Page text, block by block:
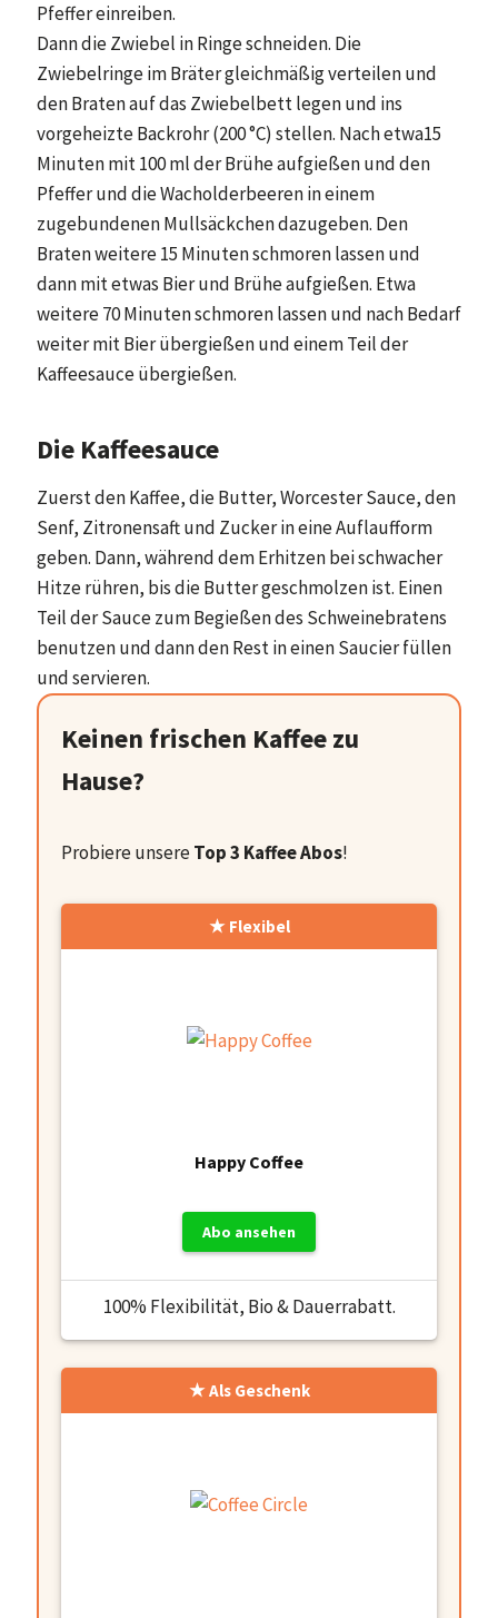
Pfeffer einreiben.
Dann die Zwiebel in Ringe schneiden. Die
Zwiebelringe im Bräter gleichmäßig verteilen und
den Braten auf das Zwiebelbett legen und ins
vorgeheizte Backrohr (200 °C) stellen. Nach etwa15
Minuten mit 100 ml der Brühe aufgießen und den
Pfeffer und die Wacholderbeeren in einem
zugebundenen Mullsäckchen dazugeben. Den
Braten weitere 15 Minuten schmoren lassen und
dann mit etwas Bier und Brühe aufgießen. Etwa
weitere 70 Minuten schmoren lassen und nach Bedarf
weiter mit Bier übergießen und einem Teil der
Kaffeesauce übergießen.
Die Kaffeesauce
Zuerst den Kaffee, die Butter, Worcester Sauce, den
Senf, Zitronensaft und Zucker in eine Auflaufform
geben. Dann, während dem Erhitzen bei schwacher
Hitze rühren, bis die Butter geschmolzen ist. Einen
Teil der Sauce zum Begießen des Schweinebratens
benutzen und dann den Rest in einen Saucier füllen
und servieren.
Keinen frischen Kaffee zu
Hause?
Probiere unsereTop 3 Kaffee Abos!
Flexibel
Happy Coffee
Abo ansehen
100% Flexibilität, Bio & Dauerrabatt.
Als Geschenk